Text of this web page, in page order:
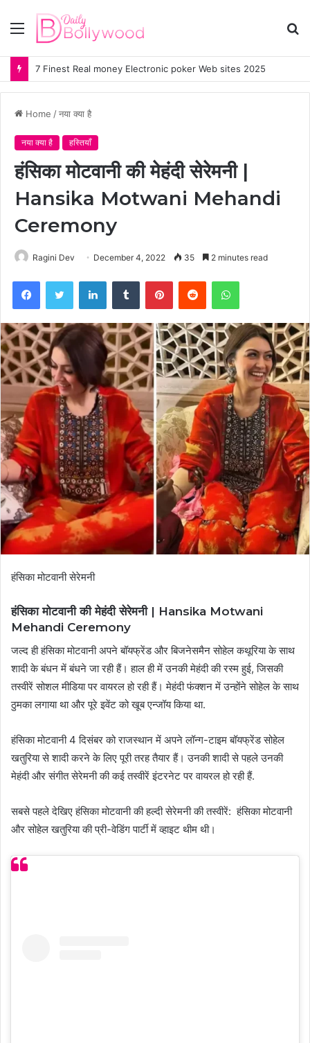
Menu
7 Finest Real money Electronic poker Web sites 2025
Home /नया क्या है
नया क्या है हस्तियाँ
हंसिका मोटवानी की मेहंदी सेरेमनी |
Hansika Motwani Mehandi
Ceremony
Ragini Dev December 4, 2022 35 2 minutes read
FacebookTwitter LinkedInTumblr PinterestReddit WhatsApp
हंसिका मोटवानी सेरेमनी
हंसिका मोटवानी की मेहंदी सेरेमनी | Hansika Motwani
Mehandi Ceremony
जल्द ही हंसिका मोटवानी अपने बॉयफ्रेंड और बिजनेसमैन सोहेल कथूरिया के साथ
शादी के बंधन में बंधने जा रही हैं।हाल ही में उनकी मेहंदी की रस्म हुई, जिसकी
तस्वीरें सोशल मीडिया पर वायरल हो रही हैं। मेहंदी फंक्शन में उन्होंने सोहेल के साथ
ठुमका लगाया था और पूरे इवेंट को खूब एन्जॉय किया था.
हंसिका मोटवानी 4 दिसंबर को राजस्थान में अपने लॉन्ग-टाइम बॉयफ्रेंड सोहेल
खतुरिया से शादी करने के लिए पूरी तरह तैयार हैं। उनकी शादी से पहले उनकी
मेहंदी और संगीत सेरेमनी की कई तस्वीरें इंटरनेट पर वायरल हो रही हैं.
सबसे पहले देखिए हंसिका मोटवानी की हल्दी सेरेमनी की तस्वीरें: हंसिका मोटवानी
और सोहेल खतुरिया की प्री-वेडिंग पार्टी में व्हाइट थीम थी।